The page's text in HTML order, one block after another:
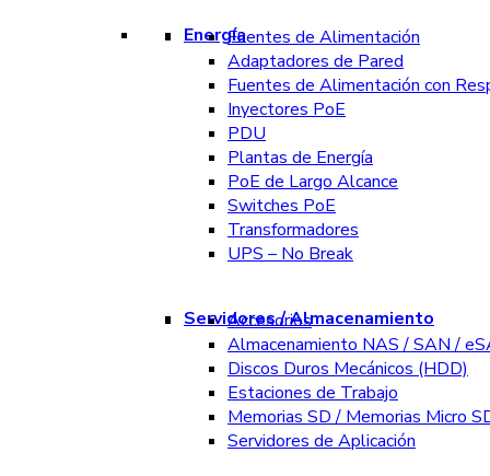
EnergíaFuentes de Alimentación
Adaptadores de Pared
Fuentes de Alimentación con
Inyectores PoE
PDU
Plantas de Energía
PoE de Largo Alcance
Switches PoE
Transformadores
UPS – No Break
Servidores / Almacenamiento
Accesorios
Almacenamiento NAS / SAN /
Discos Duros Mecánicos (HDD)
Estaciones de Trabajo
Memorias SD / Memorias Micro
Servidores de Aplicación